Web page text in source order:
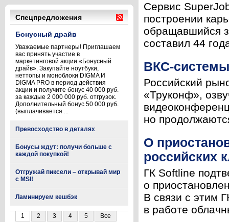
Спецпредложения
Бонусный драйв
Уважаемые партнеры! Приглашаем
вас принять участие в
маркетинговой акции «Бонусный
драйв». Закупайте ноутбуки,
неттопы и моноблоки DIGMA И
DIGMA PRO в период действия
акции и получите бонус 40 000 руб.
за каждые 2 000 000 руб. отгрузок.
Дополнительный бонус 50 000 руб.
(выплачивается ...
Превосходство в деталях
Бонусы ждут: получи больше с
каждой покупкой!
Отгружай пиксели – открывай мир
с MSI!
Ламинируем кешбэк
1 2 3 4 5 Все
Сервис
построении
обращавшийся
составил 44
ВКС-
Российский
«Труконф»,
но
О
российских
ГК Softline
о
В связи с этим
в работе